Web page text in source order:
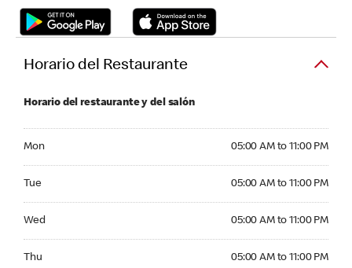
Horario del Restaurante
Horario del restaurante y del salón
Mon 05:00 AM to 11:00 PM
Tue 05:00 AM to 11:00 PM
Wed 05:00 AM to 11:00 PM
Thu 05:00 AM to 11:00 PM